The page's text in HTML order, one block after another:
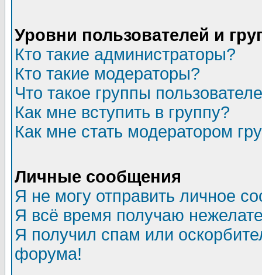
Уровни пользователей и
Кто такие администраторы?
Кто такие модераторы?
Что такое группы
Как мне вступить в группу?
Как мне стать модератором
Личные сообщения
Я не могу отправить личное
Я всё время получаю
Я получил спам или
форума!